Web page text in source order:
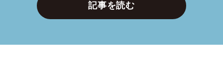
記事を読む